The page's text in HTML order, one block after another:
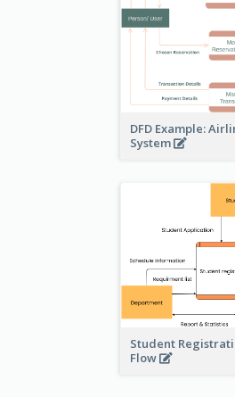
DFD Example:
System
Student
Flow